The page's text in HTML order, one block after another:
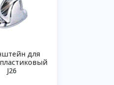
для
J26